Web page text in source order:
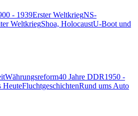
- 1939Erster WeltkriegNS-
WeltkriegShoa, HolocaustU-Boot und
Währungsreform40 Jahre DDR1950 -
HeuteFluchtgeschichtenRund ums Auto